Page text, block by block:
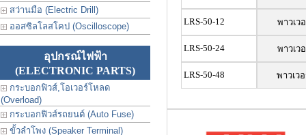
สว่านมือ (Electric Drill)
ออสซิลโลสโคป (Oscilloscope)
อุปกรณ์ไฟฟ้า
(ELECTRONIC PARTS)
กระบอกฟิวส์,โอเวอร์โหลด
(Overload)
กระบอกฟิวส์รถยนต์ (Auto Fuse)
ขั้วลำโพง (Speaker Terminal)
LRS-50-12 พาวเว
LRS-50-24 พาวเว
LRS-50-48 พาวเว